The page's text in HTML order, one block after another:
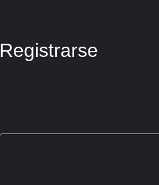
Registrarse